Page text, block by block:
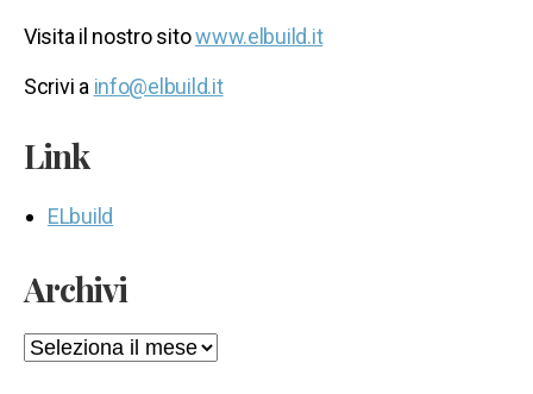
Visita il nostro sitowww.elbuild.it
Scrivi a info@elbuild.it
Link
ELbuild
Archivi
Archivi